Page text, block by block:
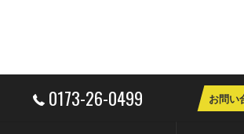
0173-26-0499 お問い